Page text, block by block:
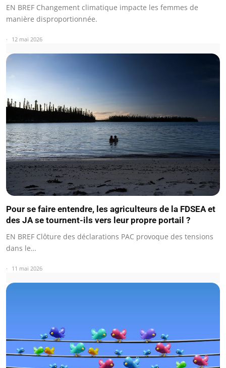
EN BREF Changement climatique impacte les femmes de
manière disproportionnée.
12 mai 2026
Pour se faire entendre, les agriculteurs de la FDSEA et
des JA se tournent-ils vers leur propre portail ?
EN BREF Clôture des déclarations PAC provoque des tensions
dans le…
11 mai 2026